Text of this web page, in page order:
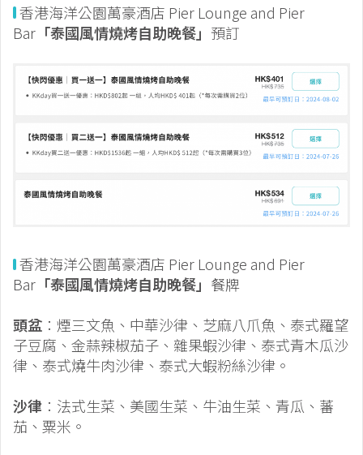
香港海洋公園萬豪酒店 Pier Lounge and Pier
Bar 「泰國風情燒烤自助晚餐」 預訂
香港海洋公園萬豪酒店 Pier Lounge and Pier
Bar 「泰國風情燒烤自助晚餐」 餐牌
頭盆 ：煙三文魚、中華沙律、芝麻八爪魚、泰式羅望
子豆腐、金蒜辣椒茄子、雜果蝦沙律、泰式青木瓜沙
律、泰式燒牛肉沙律、泰式大蝦粉絲沙律。
沙律 ：法式生菜、美國生菜、牛油生菜、青瓜、蕃
茄、粟米。